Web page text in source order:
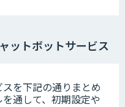
ットボットサービス
を下記の通りまとめ
通して、初期設定や